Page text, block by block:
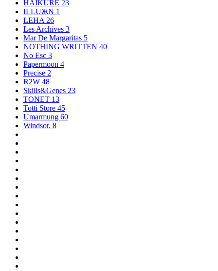
HAIKURE 23
ILLUЖN 1
LEHA 26
Les Archives 3
Mar De Margaritas 5
NOTHING WRITTEN 40
No Esc 3
Papermoon 4
Precise 2
R2W 48
Skills&Genes 23
TONET 13
Totti Store 45
Umarmung 60
Windsor. 8